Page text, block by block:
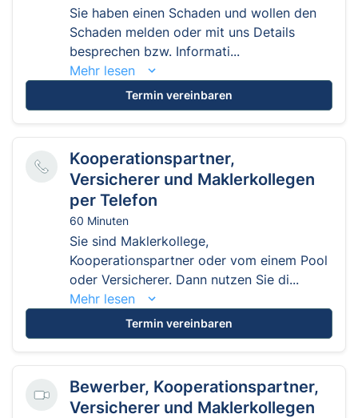
Sie haben einen Schaden und wollen den
Schaden melden oder mit uns Details
besprechen bzw. Informati...
Mehr lesen
Termin vereinbaren
Kooperationspartner,
Versicherer und Maklerkollegen
per Telefon
60 Minuten
Sie sind Maklerkollege,
Kooperationspartner oder vom einem Pool
oder Versicherer. Dann nutzen Sie di...
Mehr lesen
Termin vereinbaren
Bewerber, Kooperationspartner,
Versicherer und Maklerkollegen